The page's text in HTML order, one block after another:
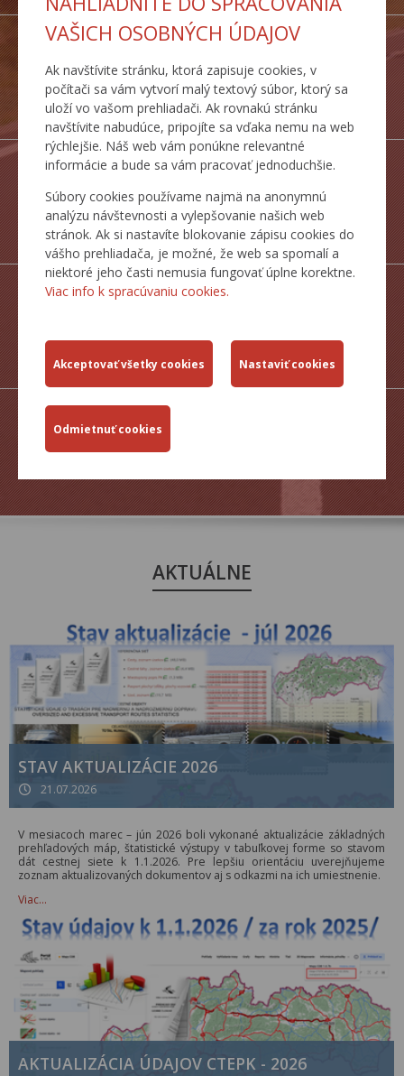
VAŠICH OSOBNÝCH ÚDAJOV
Ak navštívite stránku, ktorá zapisuje cookies, v
počítači sa vám vytvorí malý textový súbor, ktorý sa
uloží vo vašom prehliadači. Ak rovnakú stránku
navštívite nabudúce, pripojíte sa vďaka nemu na web
rýchlejšie. Náš web vám ponúkne relevantné
informácie a bude sa vám pracovať jednoduchšie.
Súbory cookies používame najmä na anonymnú
analýzu návštevnosti a vylepšovanie našich web
stránok. Ak si nastavíte blokovanie zápisu cookies do
vášho prehliadača, je možné, že web sa spomalí a
niektoré jeho časti nemusia fungovať úplne korektne.
Viac info k spracúvaniu cookies.
DOPRAVNÉ
TRASY
ŠTATISTICKÉ
PREHĽADY
MAPY CESTNEJ
SIETE SR
AKTUÁLNE
STAV AKTUALIZÁCIE 2026
21.07.2026
V mesiacoch marec – jún 2026 boli vykonané aktualizácie základných
prehľadových máp, štatistické výstupy v tabuľkovej forme so stavom
dát cestnej siete k 1.1.2026. Pre lepšiu orientáciu uverejňujeme
zoznam aktualizovaných dokumentov aj s odkazmi na ich umiestnenie.
Viac…
AKTUALIZÁCIA ÚDAJOV CTEPK - 2026